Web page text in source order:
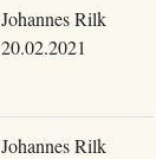
Johannes Rilk
20.02.2021
Johannes Rilk